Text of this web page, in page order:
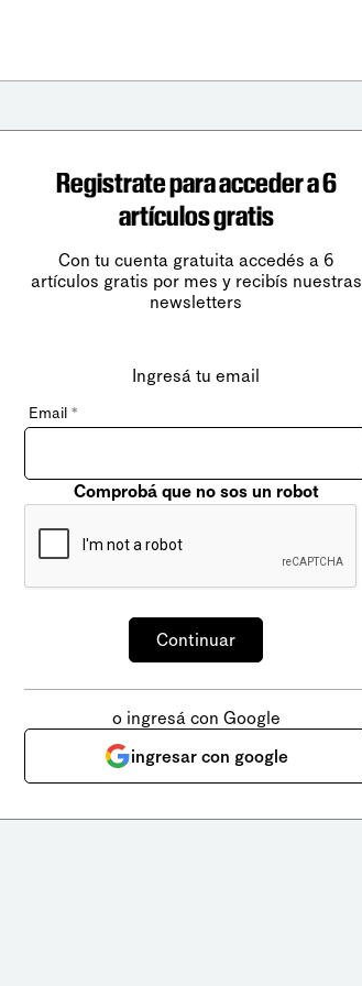
Registrate para acceder a 6
artículos gratis
Con tu cuenta gratuita accedés a 6
artículos gratis por mes y recibís nuestras
newsletters
Ingresá tu email
Email *
Comprobá que no sos un robot
o ingresá con Google
ingresar con google